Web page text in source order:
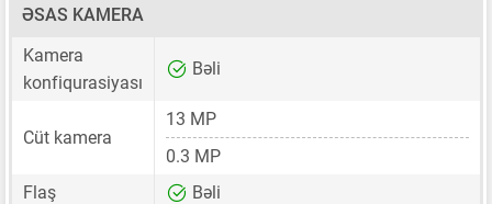
ƏSAS KAMERA
Kamera
konfiqurasiyası
Bəli
Cüt kamera
13 MP
0.3 MP
Flaş
Bəli